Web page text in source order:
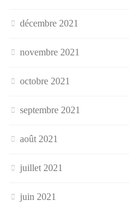
décembre 2021
novembre 2021
octobre 2021
septembre 2021
août 2021
juillet 2021
juin 2021